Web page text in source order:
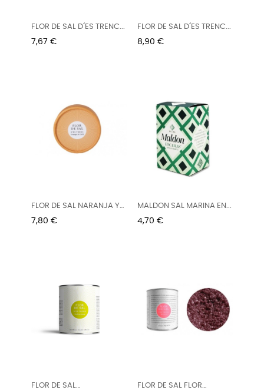
FLOR DE SAL D´ES TRENC...
Precio
7,67 €
FLOR DE SAL D´ES TRENC...
Precio
8,90 €
FLOR DE SAL NARANJA Y
CHILI...
Precio
7,80 €
MALDON SAL MARINA EN...
Precio
4,70 €
FLOR DE SAL
FLOR DE SAL FLOR